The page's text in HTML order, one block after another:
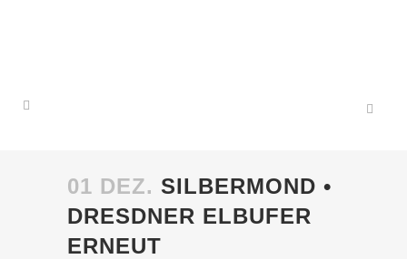
01 DEZ. SILBERMOND •
DRESDNER ELBUFER
ERNEUT